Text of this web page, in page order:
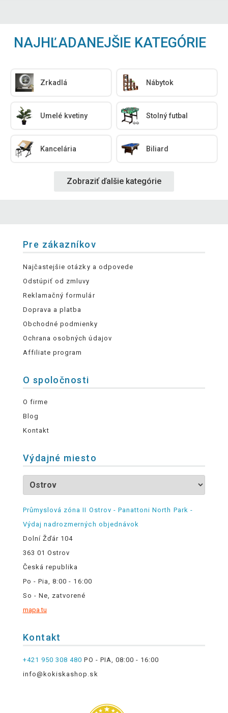
NAJHĽADANEJŠIE KATEGÓRIE
Zrkadlá Nábytok
Umelé kvetiny Stolný futbal
Kancelária Biliard
Zobraziť ďalšie kategórie
Pre zákazníkov
Najčastejšie otázky a odpovede
Odstúpiť od zmluvy
Reklamačný formulár
Doprava a platba
Obchodné podmienky
Ochrana osobných údajov
Affiliate program
O spoločnosti
O firme
Blog
Kontakt
Výdajné miesto
Průmyslová zóna II Ostrov - Panattoni North Park -
Výdaj nadrozmerných objednávok
Dolní Žďár 104
363 01 Ostrov
Česká republika
Po - Pia, 8:00 - 16:00
So - Ne, zatvorené
mapa tu
Kontakt
+421 950 308 480 PO - PIA, 08:00 - 16:00
info@kokiskashop.sk